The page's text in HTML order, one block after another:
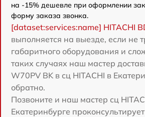
на -15% дешевле при оформлении
форму заказа звонка.
[dataset:services:name] HITACHI
выполняется на выезде, если не
габаритного оборудования и
таких случаях наш мастер
W70PV BK в сц HITACHI в
обратно.
Позвоните и наш мастер сц
Екатеринбурге